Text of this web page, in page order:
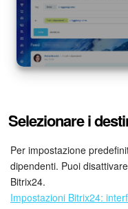
Selezionare i
Per impostazione
dipendenti. Puoi
Bitrix24.
Impostazioni Bitrix24: